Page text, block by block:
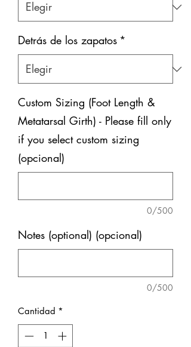
Detrás de los zapatos *
Custom Sizing (Foot Length &
Metatarsal Girth) - Please fill only
if you select custom sizing
(opcional)
0/500
Notes (optional) (opcional)
0/500
Cantidad *